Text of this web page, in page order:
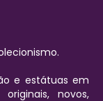
e estátuas em
novos,